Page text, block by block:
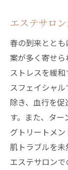
エステサロ
春の到来とと
案が多く寄せ
ストレスを緩
スフェイシャ
除き、血行を
す。また、タ
グトリートメ
肌トラブルを未
エステサロン